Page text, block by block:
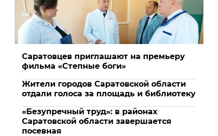
Саратовцев приглашают на премьеру
фильма «Степные боги»
Жители городов Саратовской области
отдали голоса за площадь и библиотеку
«Безупречный труд»: в районах
Саратовской области завершается
посевная